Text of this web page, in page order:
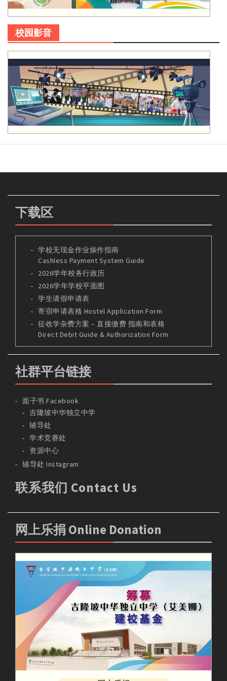
校园影音
下载区
学校无现金作业操作指南
Cashless Payment System Guide
2026学年校务行政历
2026学年学校平面图
学生请假申请表
寄宿申请表格 Hostel Application Form
征收学杂费方案 – 直接缴费 指南和表格
Direct Debit Guide & Authorization Form
社群平台链接
面子书 Facebook
吉隆坡中华独立中学
辅导处
学术竞赛处
资源中心
辅导处 Instagram
联系我们 Contact Us
网上乐捐 Online Donation